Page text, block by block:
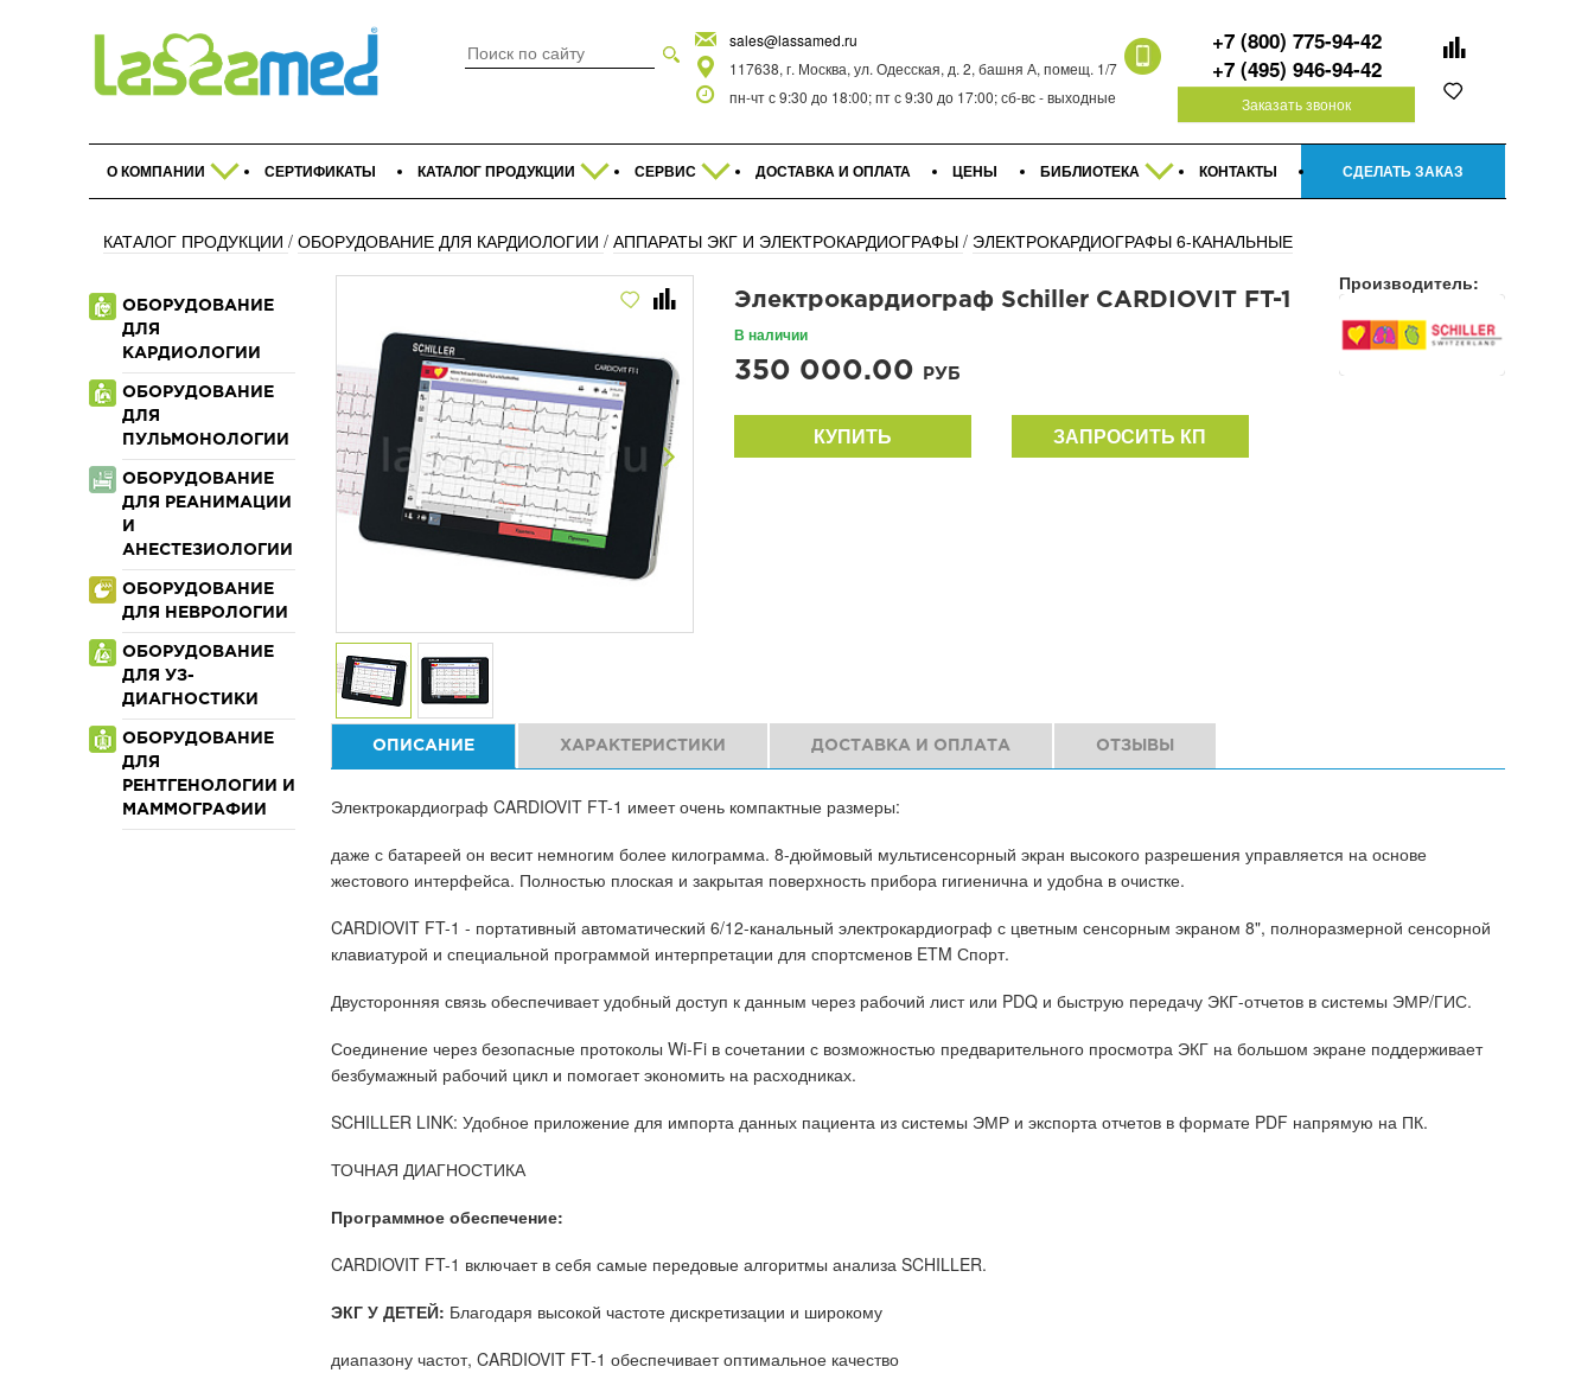
sales@lassamed.ru
117638, г. Москва, ул. Одесская, д. 2, башня А, помещ. 1/7
пн-чт с 9:30 до 18:00; пт с 9:30 до 17:00; сб-вс - выходные
+7 (800) 775-94-42
+7 (495) 946-94-42
Заказать звонок
О КОМПАНИИ СЕРТИФИКАТЫ КАТАЛОГ ПРОДУКЦИИ СЕРВИС ДОСТАВКА И ОПЛАТА ЦЕНЫ БИБЛИОТЕКА КОНТАКТЫ СДЕЛАТЬ ЗАКАЗ
КАТАЛОГ ПРОДУКЦИИ / ОБОРУДОВАНИЕ ДЛЯ КАРДИОЛОГИИ / АППАРАТЫ ЭКГ И ЭЛЕКТРОКАРДИОГРАФЫ / ЭЛЕКТРОКАРДИОГРАФЫ 6-КАНАЛЬНЫЕ
ОБОРУДОВАНИЕ
ДЛЯ
КАРДИОЛОГИИ
ОБОРУДОВАНИЕ
ДЛЯ
ПУЛЬМОНОЛОГИИ
ОБОРУДОВАНИЕ
ДЛЯ РЕАНИМАЦИИ
И
АНЕСТЕЗИОЛОГИИ
ОБОРУДОВАНИЕ
ДЛЯ НЕВРОЛОГИИ
ОБОРУДОВАНИЕ
ДЛЯ УЗ-
ДИАГНОСТИКИ
ОБОРУДОВАНИЕ
ДЛЯ
РЕНТГЕНОЛОГИИ И
МАММОГРАФИИ
Next
Электрокардиограф Schiller CARDIOVIT FT-1
В наличии
350 000.00 РУБ
КУПИТЬ ЗАПРОСИТЬ КП
Производитель:
ОПИСАНИЕ ХАРАКТЕРИСТИКИ ДОСТАВКА И ОПЛАТА ОТЗЫВЫ
Электрокардиограф CARDIOVIT FT-1 имеет очень компактные размеры:
даже с батареей он весит немногим более килограмма. 8-дюймовый мультисенсорный экран высокого разрешения управляется на основе
жестового интерфейса. Полностью плоская и закрытая поверхность прибора гигиенична и удобна в очистке.
CARDIOVIT FT-1 - портативный автоматический 6/12-канальный электрокардиограф с цветным сенсорным экраном 8", полноразмерной сенсорной
клавиатурой и специальной программой интерпретации для спортсменов ETM Спорт.
Двусторонняя связь обеспечивает удобный доступ к данным через рабочий лист или PDQ и быструю передачу ЭКГ-отчетов в системы ЭМР/ГИС.
Соединение через безопасные протоколы Wi-Fi в сочетании с возможностью предварительного просмотра ЭКГ на большом экране поддерживает
безбумажный рабочий цикл и помогает экономить на расходниках.
SCHILLER LINK: Удобное приложение для импорта данных пациента из системы ЭМР и экспорта отчетов в формате PDF напрямую на ПК.
ТОЧНАЯ ДИАГНОСТИКА
Программное обеспечение:
CARDIOVIT FT-1 включает в себя самые передовые алгоритмы анализа SCHILLER.
ЭКГ У ДЕТЕЙ: Благодаря высокой частоте дискретизации и широкому
диапазону частот, CARDIOVIT FT-1 обеспечивает оптимальное качество